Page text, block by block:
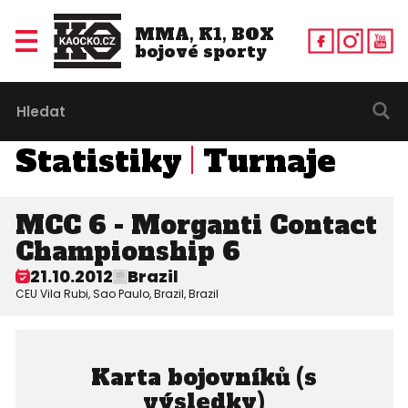
MMA, K1, BOX
bojové sporty
Statistiky Turnaje
MCC 6 - Morganti Contact
Championship 6
21.10.2012 Brazil
CEU Vila Rubi, Sao Paulo, Brazil, Brazil
Karta bojovníků (s